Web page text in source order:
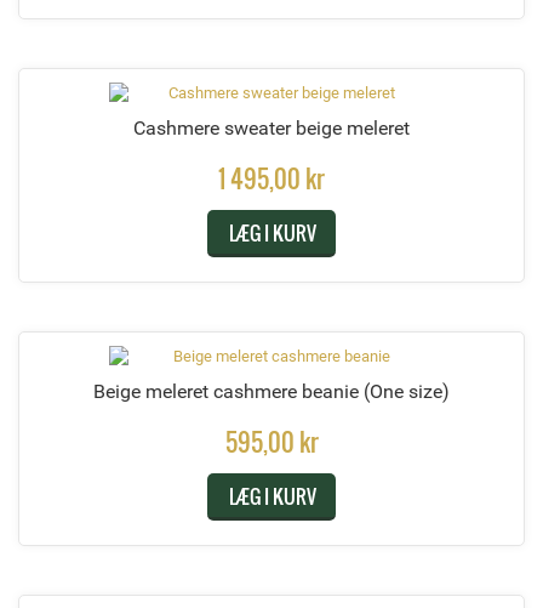
Cashmere sweater beige meleret
1 495,00 kr
LÆG I KURV
Beige meleret cashmere beanie (One size)
595,00 kr
LÆG I KURV